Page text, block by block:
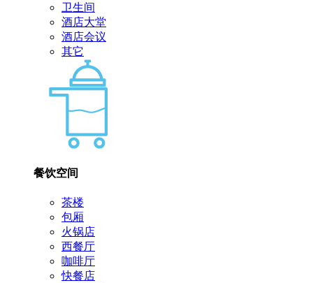
卫生间
酒店大堂
酒店会议
其它
餐饮空间
茶楼
包厢
火锅店
西餐厅
咖啡厅
快餐店